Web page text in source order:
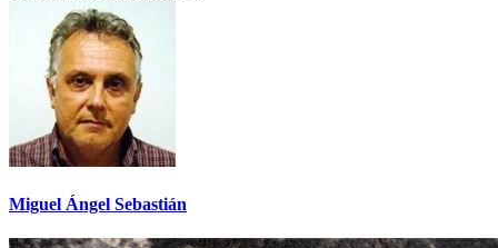
Miguel Ángel Sebastián